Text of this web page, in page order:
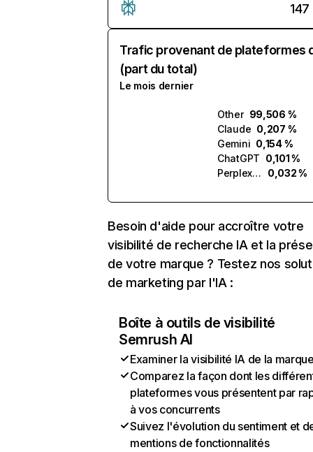
147
Trafic provenant de plateformes
(part du total)
Le mois dernier
Other 99,506 %
Claude 0,207 %
Gemini 0,154 %
ChatGPT 0,101 %
Perplexity
0,032 %
Besoin d'aide pour accroître votre
visibilité de recherche IA et la
de votre marque ? Testez nos
de marketing par l'IA :
Boîte à outils de visibilité
Semrush AI
Examiner la visibilité IA de la
Comparez la façon dont les
plateformes vous présentent par
à vos concurrents
Suivez l'évolution du sentiment et
mentions de fonctionnalités